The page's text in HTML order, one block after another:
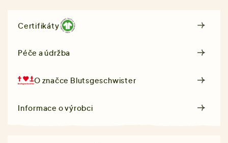
Certifikáty
Péče a údržba
O značce Blutsgeschwister
Informace o výrobci